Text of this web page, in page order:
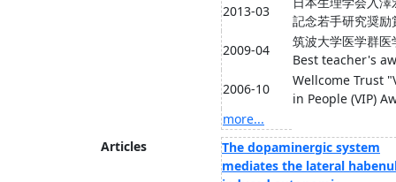
2013-03
記念若手研究奨励
2009-04
筑波大学医学群医
Best teacher's
2006-10
Wellcome Trust
in People (VIP)
more...
Articles
The dopaminergic system
mediates the lateral